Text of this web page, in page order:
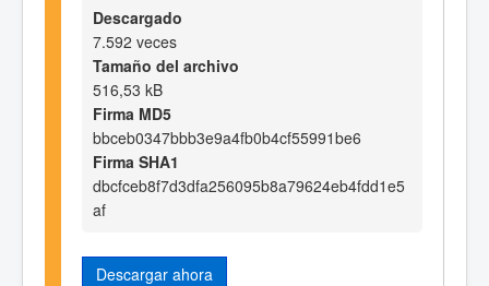
Descargado
7.592 veces
Tamaño del archivo
516,53 kB
Firma MD5
bbceb0347bbb3e9a4fb0b4cf55991be6
Firma SHA1
dbcfceb8f7d3dfa256095b8a79624eb4fdd1e5
af
Descargar ahora